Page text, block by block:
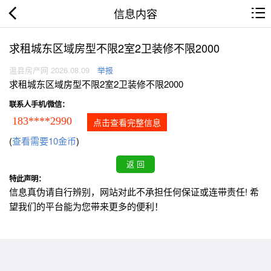
信息内容
求租城东区域房型不限2室2卫装修不限2000
温县房产网 2026.08.09 举报
求租城东区域房型不限2室2卫装修不限2000
联系人手机/微信：
183****2990 点击查看完整信息
(查看需要10金币)
特此声明：
信息真伪请自行辨别，网站对此不承担任何保证或连带责任! 希
望我们的平台能为您带来更多的便利！